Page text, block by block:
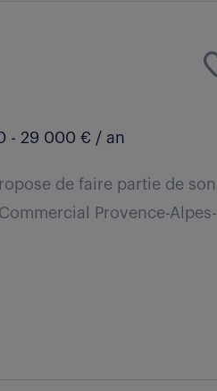
- 29 000 € / an
de faire partie de son
Provence-Alpes-